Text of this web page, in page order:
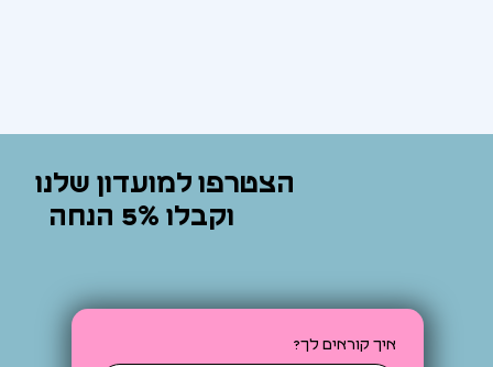
הצטרפו למועדון שלנו
וקבלו 5% הנחה
איך קוראים לך?